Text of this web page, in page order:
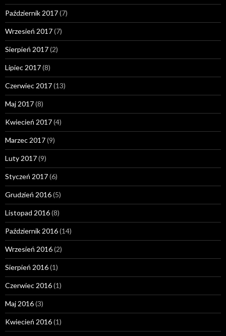
Październik 2017(7)
Wrzesień 2017(7)
Sierpień 2017(2)
Lipiec 2017(8)
Czerwiec 2017(13)
Maj 2017(8)
Kwiecień 2017(4)
Marzec 2017(9)
Luty 2017(9)
Styczeń 2017(6)
Grudzień 2016(5)
Listopad 2016(8)
Październik 2016(14)
Wrzesień 2016(2)
Sierpień 2016(1)
Czerwiec 2016(1)
Maj 2016(3)
Kwiecień 2016(1)